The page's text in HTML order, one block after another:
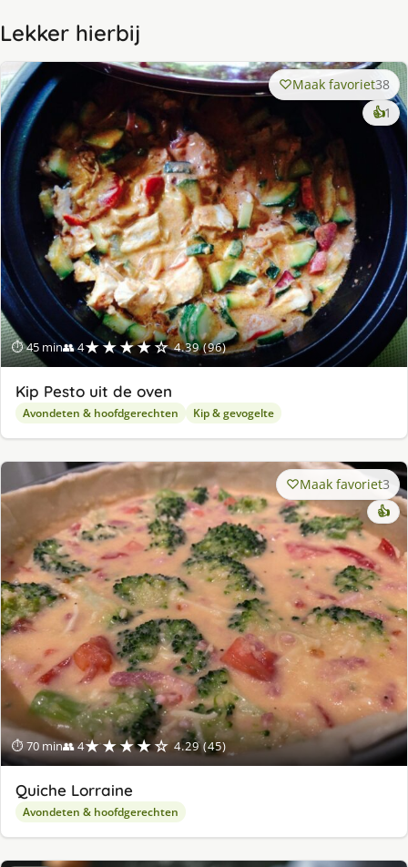
Lekker hierbij
⏱ 45 min👥 4★★★★☆ 4.39 (96)
Maak favoriet38
👍1
Kip Pesto uit de oven
Avondeten & hoofdgerechten Kip & gevogelte
⏱ 70 min👥 4★★★★☆ 4.29 (45)
Maak favoriet3
👍
Quiche Lorraine
Avondeten & hoofdgerechten